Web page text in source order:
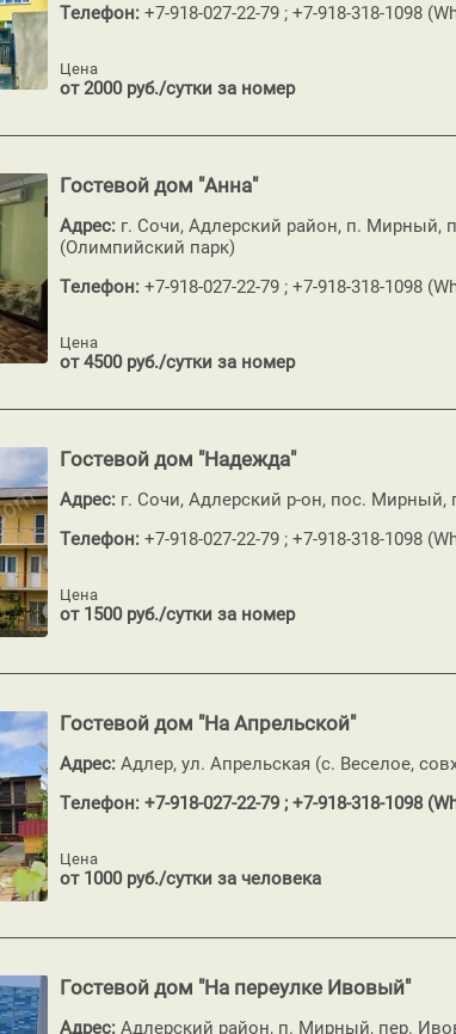
Телефон: +7-918-027-22-79 ; +7-918-318-1098
Цена
от 2000 руб./сутки за номер
Гостевой дом "Анна"
Адрес: г. Сочи, Адлерский район, п. Мирный,
(Олимпийский парк)
Телефон: +7-918-027-22-79 ; +7-918-318-1098
Цена
от 4500 руб./сутки за номер
Гостевой дом "Надежда"
Адрес: г. Сочи, Адлерский р-он, пос. Мирный,
Телефон: +7-918-027-22-79 ; +7-918-318-1098
Цена
от 1500 руб./сутки за номер
Гостевой дом "На Апрельской"
Адрес: Адлер, ул. Апрельская (с. Веселое,
Телефон: +7-918-027-22-79 ; +7-918-318-1098
Цена
от 1000 руб./сутки за человека
Гостевой дом "На переулке Ивовый"
Адрес: Адлерский район, п. Мирный, пер.